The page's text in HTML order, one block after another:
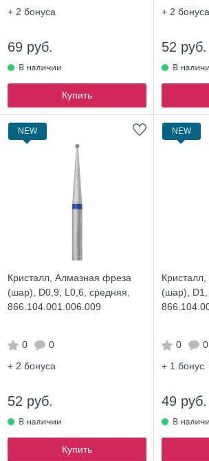
+ 2 бонуса
69 руб.
Купить
+ 2 бонуса
52 руб.
NEW
Кристалл, Алмазная фреза
(шар), D0,9, L0,6, средняя,
866.104.001.006.009
0
0
+ 2 бонуса
52 руб.
Купить
NEW
(шар), D1,
0
0
+ 1 бонус
49 руб.